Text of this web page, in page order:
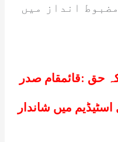
انداز میں
حق :قائمقام صدر
میں شاندار